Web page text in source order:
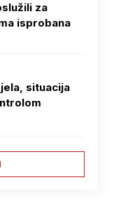
za
isprobana
situacija